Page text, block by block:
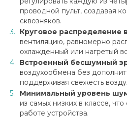
проводной пульт, создавая
сквозняков.
Круговое распределение
вентиляцию, равномерно
охлажденный или нагретый
Встроенный бесшумный
воздухообмена без
поддерживая свежесть
Минимальный уровень
из самых низких в классе,
работе устройства.